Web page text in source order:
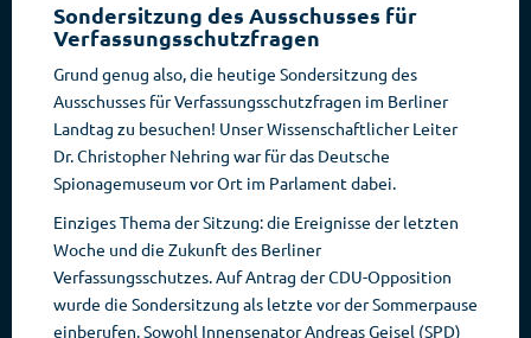
Sondersitzung des Ausschusses für
Verfassungsschutzfragen
Grund genug also, die heutige Sondersitzung des
Ausschusses für Verfassungsschutzfragen im Berliner
Landtag zu besuchen! Unser Wissenschaftlicher Leiter
Dr. Christopher Nehring war für das Deutsche
Spionagemuseum vor Ort im Parlament dabei.
Einziges Thema der Sitzung: die Ereignisse der letzten
Woche und die Zukunft des Berliner
Verfassungsschutzes. Auf Antrag der CDU-Opposition
wurde die Sondersitzung als letzte vor der Sommerpause
einberufen. Sowohl Innensenator Andreas Geisel (SPD)